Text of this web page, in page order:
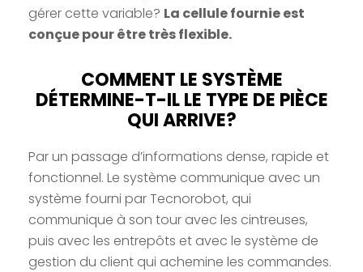
gérer cette variable? La cellule fournie est
conçue pour être très flexible.
COMMENT LE SYSTÈME
DÉTERMINE-T-IL LE TYPE DE PIÈCE
QUI ARRIVE?
Par un passage d’informations dense, rapide et
fonctionnel. Le système communique avec un
système fourni par Tecnorobot, qui
communique à son tour avec les cintreuses,
puis avec les entrepôts et avec le système de
gestion du client qui achemine les commandes.